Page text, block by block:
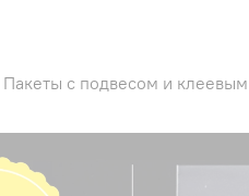
Пакеты с подвесом и